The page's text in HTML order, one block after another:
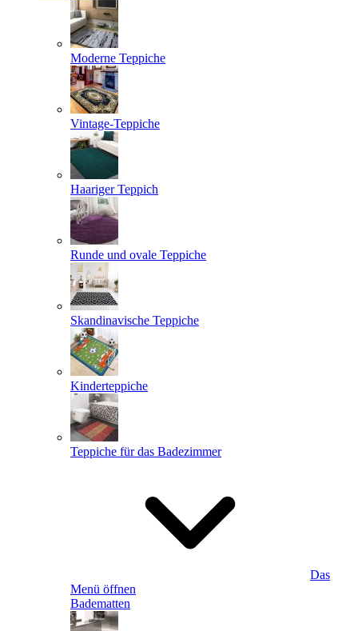
Moderne Teppiche
Vintage-Teppiche
Haariger Teppich
Runde und ovale Teppiche
Skandinavische Teppiche
Kinderteppiche
Teppiche für das Badezimmer
Das
Menü öffnen
Badematten